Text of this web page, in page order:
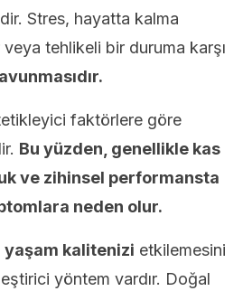
Stres, hayatta kalma
tehlikeli bir duruma karşı
faktörlere göre
Bu yüzden, genellikle kas
ve zihinsel performansta
neden olur.
yaşam kalitenizi etkilemesini
yöntem vardır. Doğal